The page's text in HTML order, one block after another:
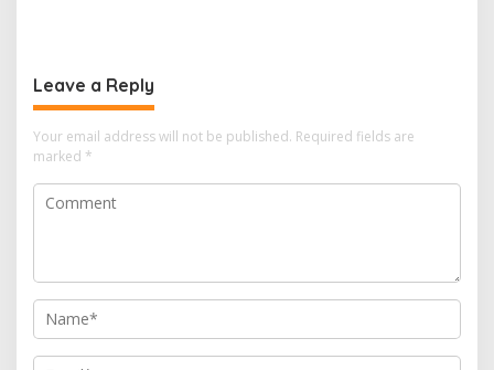
Leave a Reply
Your email address will not be published. Required fields are
marked *